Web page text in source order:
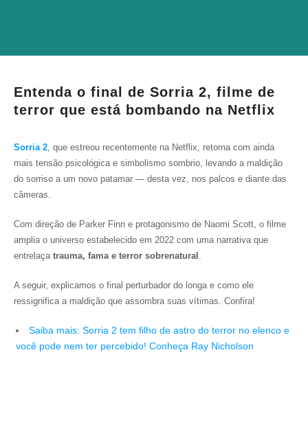
Entenda o final de Sorria 2, filme de
terror que está bombando na Netflix
Sorria 2, que estreou recentemente na Netflix, retorna com ainda
mais tensão psicológica e simbolismo sombrio, levando a maldição
do sorriso a um novo patamar — desta vez, nos palcos e diante das
câmeras.
Com direção de Parker Finn e protagonismo de Naomi Scott, o filme
amplia o universo estabelecido em 2022 com uma narrativa que
entrelaça trauma, fama e terror sobrenatural .
A seguir, explicamos o final perturbador do longa e como ele
ressignifica a maldição que assombra suas vítimas. Confira!
Saiba mais: Sorria 2 tem filho de astro do terror no elenco e
você pode nem ter percebido! Conheça Ray Nicholson